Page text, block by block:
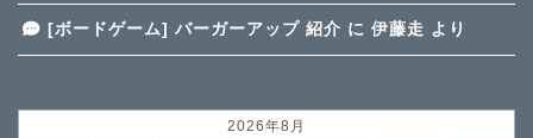
[ボードゲーム] バーガーアップ 紹介 に 伊藤走 より
2026年8月